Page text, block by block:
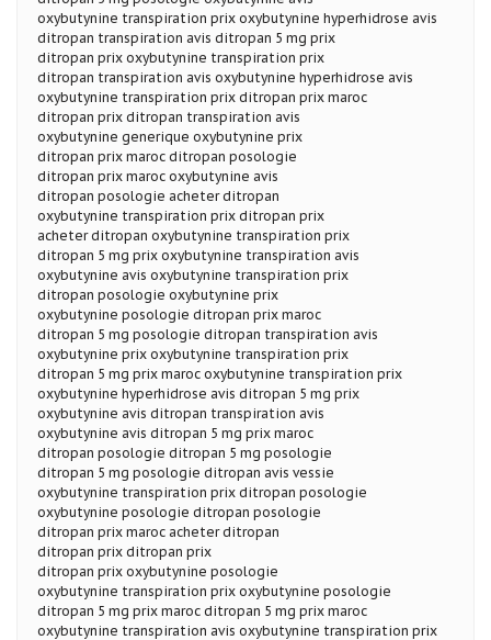
oxybutynine transpiration prix oxybutynine hyperhidrose avis
ditropan transpiration avis ditropan 5 mg prix
ditropan prix oxybutynine transpiration prix
ditropan transpiration avis oxybutynine hyperhidrose avis
oxybutynine transpiration prix ditropan prix maroc
ditropan prix ditropan transpiration avis
oxybutynine generique oxybutynine prix
ditropan prix maroc ditropan posologie
ditropan prix maroc oxybutynine avis
ditropan posologie acheter ditropan
oxybutynine transpiration prix ditropan prix
acheter ditropan oxybutynine transpiration prix
ditropan 5 mg prix oxybutynine transpiration avis
oxybutynine avis oxybutynine transpiration prix
ditropan posologie oxybutynine prix
oxybutynine posologie ditropan prix maroc
ditropan 5 mg posologie ditropan transpiration avis
oxybutynine prix oxybutynine transpiration prix
ditropan 5 mg prix maroc oxybutynine transpiration prix
oxybutynine hyperhidrose avis ditropan 5 mg prix
oxybutynine avis ditropan transpiration avis
oxybutynine avis ditropan 5 mg prix maroc
ditropan posologie ditropan 5 mg posologie
ditropan 5 mg posologie ditropan avis vessie
oxybutynine transpiration prix ditropan posologie
oxybutynine posologie ditropan posologie
ditropan prix maroc acheter ditropan
ditropan prix ditropan prix
ditropan prix oxybutynine posologie
oxybutynine transpiration prix oxybutynine posologie
ditropan 5 mg prix maroc ditropan 5 mg prix maroc
oxybutynine transpiration avis oxybutynine transpiration prix